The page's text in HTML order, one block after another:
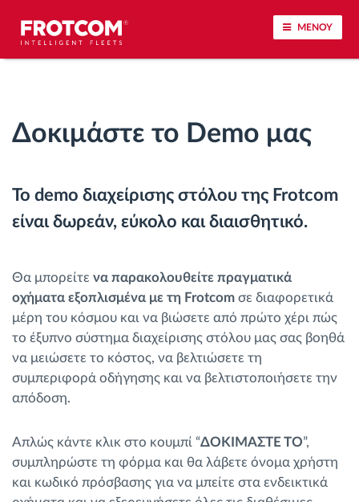
ΜΕΝΟΥ
Παρακολούθηση του χρόνου οδήγησης
Λήψη ταχογράφου από απόσταση
Έλεγχος πρόσβασης
Διαχείριση καυσίμου
Αυτόματη αναγνώριση οδηγού
Δοκιμάστε το Demo μας
Το demo διαχείρισης στόλου της Frotcom
είναι δωρεάν, εύκολο και διαισθητικό.
Θα μπορείτε να παρακολουθείτε πραγματικά
οχήματα εξοπλισμένα με τη Frotcom σε διαφορετικά
μέρη του κόσμου και να βιώσετε από πρώτο χέρι πώς
το έξυπνο σύστημα διαχείρισης στόλου μας σας βοηθά
να μειώσετε το κόστος, να βελτιώσετε τη
συμπεριφορά οδήγησης και να βελτιστοποιήσετε την
απόδοση.
Απλώς κάντε κλικ στο κουμπί “ΔΟΚΙΜΑΣΤΕ ΤΟ”,
συμπληρώστε τη φόρμα και θα λάβετε όνομα χρήστη
και κωδικό πρόσβασης για να μπείτε στα ενδεικτικά